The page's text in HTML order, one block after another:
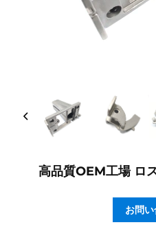
高品質OEM工場 ロ
お問